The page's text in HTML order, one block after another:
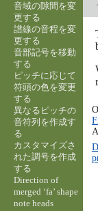
音域の隙間を変
更する
譜線の音程を変
更する
音部記号を移動
する
ピッチに応じて
符頭の色を変更
する
異なるピッチの
音符列を作成す
る
カスタマイズさ
れた調号を作成
する
Direction of
merged ‘fa’ shape
note heads